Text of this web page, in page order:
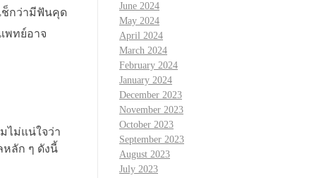
ช็กว่ามีฟันคุด
พทย์อาจ
ไม่แน่ใจว่า
หลัก ๆ ดังนี้
June 2024
May 2024
April 2024
March 2024
February 2024
January 2024
December 2023
November 2023
October 2023
September 2023
August 2023
July 2023